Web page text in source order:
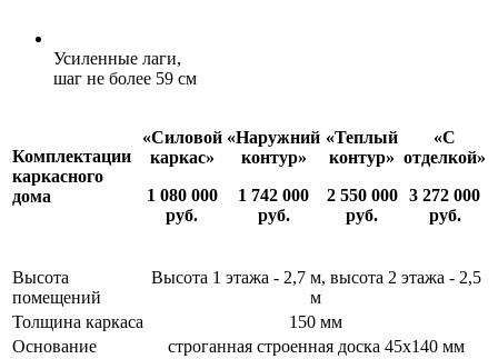
Усиленные лаги,
шаг не более 59 см
Комплектации
каркасного
дома
«Силовой
каркас»
1 080 000
руб.
«Наружний
контур»
1 742 000
руб.
«Теплый
контур»
2 550 000
руб.
«С
отделкой»
3 272 000
руб.
Высота
помещений
Высота 1 этажа - 2,7 м, высота 2 этажа - 2,5
м
Толщина каркаса
150 мм
Основание
строганная строенная доска 45х140 мм